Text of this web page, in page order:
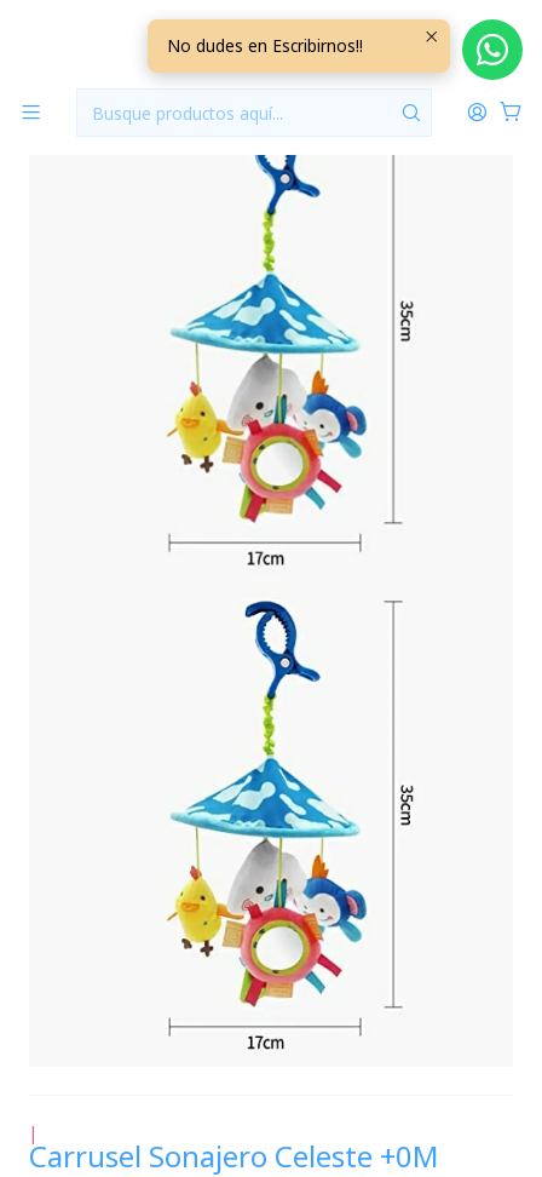
Jugueteria Carrusel Sonajero Celeste +0M
|
Carrusel Sonajero Celeste +0M
No dudes en Escribirnos!!